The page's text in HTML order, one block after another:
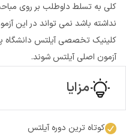
کلی به تسلط داوطلب بر روی
نداشته باشد نمی تواند در این
آزمون اصلی آیلتس شوند.
مزایا
کوتاه ترین دوره آیلتس